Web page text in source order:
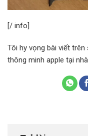
[/ info]
Tôi hy vọng bài viết
thông minh apple tại